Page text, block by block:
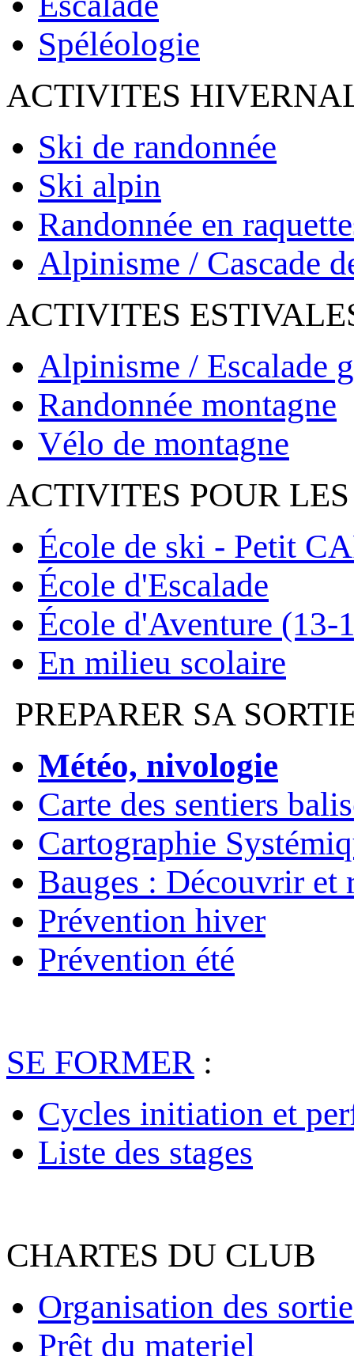
Spéléologie
ACTIVITES
Ski de randonnée
Ski alpin
Randonnée en
Alpinisme / Cascade
ACTIVITES
Alpinisme / Escalade
Randonnée montagne
Vélo de montagne
ACTIVITES POUR
École de ski - Petit
École d'Escalade
École d'Aventure (13-
En milieu scolaire
PREPARER SA
Météo, nivologie
Carte des sentiers
Cartographie
Bauges : Découvrir et
Prévention hiver
Prévention été
SE FORMER :
Cycles initiation et
Liste des stages
CHARTES DU CLUB
Organisation des
Prêt du materiel